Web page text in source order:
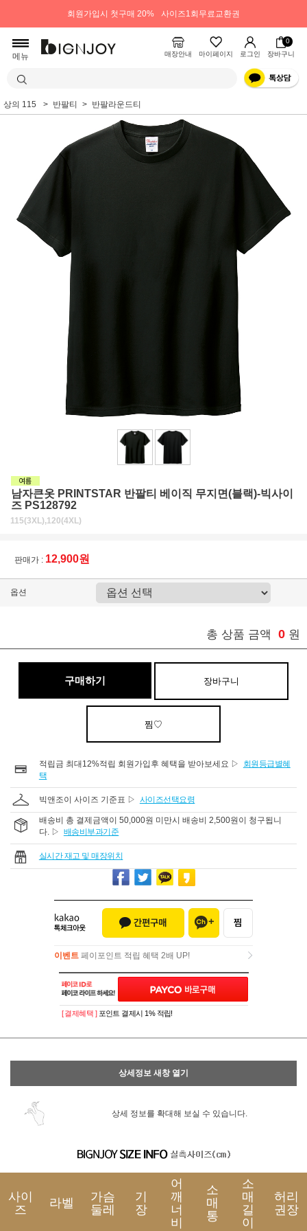
회원가입시 첫구매 20% 사이즈1회무료교환권
메뉴 매장안내 마이페이지 로그인
0
장바구니
상의 115 반팔티 반팔라운드티
남자큰옷 PRINTSTAR 반팔티 베이직 무지면(블랙)-빅사이
즈 PS128792
115(3XL),120(4XL)
판매가 : 12,900원
옵션
총 상품 금액 0 원
구매하기 장바구니
찜♡
적립금 최대12%적립 회원가입후 혜택을 받아보세요 ▷
회원등급별혜
택
빅앤조이 사이즈 기준표 ▷ 사이즈선택요령
배송비 총 결제금액이 50,000원 미만시 배송비 2,500원이 청구됩니
다. ▷ 배송비부과기준
실시간 재고 및 매장위치
이벤트 페이포인트 적립 혜택 2배 UP!
이벤트페이포인트 적립 혜택 2배 UP!
[ 결제혜택 ] 포인트 결제시 1% 적립!
상세정보 새창 열기
상세 정보를 확대해 보실 수 있습니다.
사이
즈
라벨
가슴
둘레
기
장
어
깨
너
비
소
매
통
소
매
길
이
허리
권장